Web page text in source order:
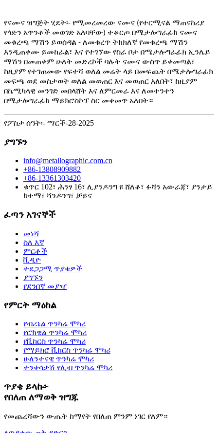
የናሙና ዝግጅት ሂደት፡- የሚመረመረው ናሙና (የተርሚናል ማጠናከሪያ
የጎድን አጥንቶች መወገድ አለባቸው) ተቆርጦ በሜታሎግራፊክ ናሙና
መቁረጫ ማሽን ይወሰዳል - ለመቁረጥ ትክክለኛ የመቁረጫ ማሽን
እንዲጠቀሙ ይመከራል፣ እና የተገኘው የስራ ቦታ በሜታሎግራፊክ ኢንሌይ
ማሽን በመጠቀም ሁለት መድረኮች ባሉት ናሙና ውስጥ ይቀመጣል፣
ከዚያም የተገጠመው የፍተሻ ወለል መሬት ላይ በመፍጨት በሜታሎግራፊክ
መፍጫ ወደ መስታወት ወለል መወጠር እና መወጠር አለበት፣ ከዚያም
በኬሚካላዊ መንገድ መበላሸት እና ለምርመራ እና ለመተንተን
በሜታሎግራፊክ ማይክሮስኮፕ ስር መቀመጥ አለበት።
የፖስታ ሰዓት፡- ማርች-28-2025
ያግኙን
info@metallographic.com.cn
+86-13808909882
+86-13361303420
ቁጥር 102፣ ሕንፃ 16፣ ሊያንዶንግ ዩ ሸለቆ፣ ፉሻን አውራጃ፣ ያንታይ
ከተማ፣ ሻንዶንግ፣ ቻይና
ፈጣን አገናኞች
መነሻ
ስለ እኛ
ምርቶች
ቪዲዮ
ተደጋጋሚ ጥያቄዎች
ያግኙን
የደንበኛ መያዣ
የምርት ማዕከል
የብሪኔል ጥንካሬ ሞካሪ
የሮክዌል ጥንካሬ ሞካሪ
የቪከርስ ጥንካሬ ሞካሪ
የማይክሮ ቪከርስ ጥንካሬ ሞካሪ
ሁለንተናዊ ጥንካሬ ሞካሪ
ተንቀሳቃሽ የሊብ ጥንካሬ ሞካሪ
ጥያቄ ይላኩ፦
የበለጠ ለማወቅ ዝግጁ
የመጨረሻውን ውጤት ከማየት የበለጠ ምንም ነገር የለም።